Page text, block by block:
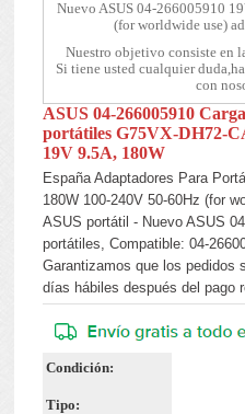
Nuevo ASUS 04-266005910
(for worldwide use)
Nuestro objetivo consiste en
Si tiene usted cualquier
con
ASUS 04-266005910
portátiles G75VX-DH72-
19V 9.5A, 180W
España Adaptadores Para
180W 100-240V 50-60Hz (for
ASUS portátil - Nuevo ASUS
portátiles, Compatible: 04-
Garantizamos que los pedidos
días hábiles después del pago
Condición:
Tipo: